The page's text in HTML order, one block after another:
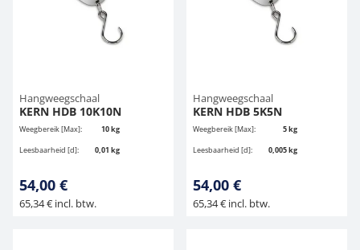
Hangweegschaal
KERN HDB 10K10N
Weegbereik [Max]:
10 kg
Leesbaarheid [d]:
0,01 kg
54,00 €
65,34 € incl. btw.
Hangweegschaal
KERN HDB 5K5N
Weegbereik [Max]:
5 kg
Leesbaarheid [d]:
0,005 kg
54,00 €
65,34 € incl. btw.